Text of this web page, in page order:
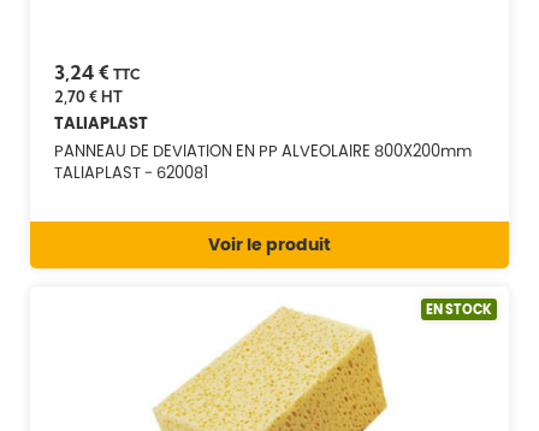
3,24 € TTC
2,70 €HT
TALIAPLAST
PANNEAU DE DEVIATION EN PP ALVEOLAIRE 800X200mm
TALIAPLAST - 620081
Voir le produit
EN STOCK